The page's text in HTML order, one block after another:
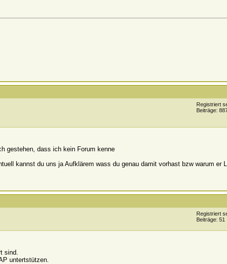
Registriert
Beiträge:
gestehen, dass ich kein Forum kenne
kannst du uns ja Aufklärem wass du genau damit vorhast bzw warum er
Registriert
Beiträge: 51
sind.
untertstützen.